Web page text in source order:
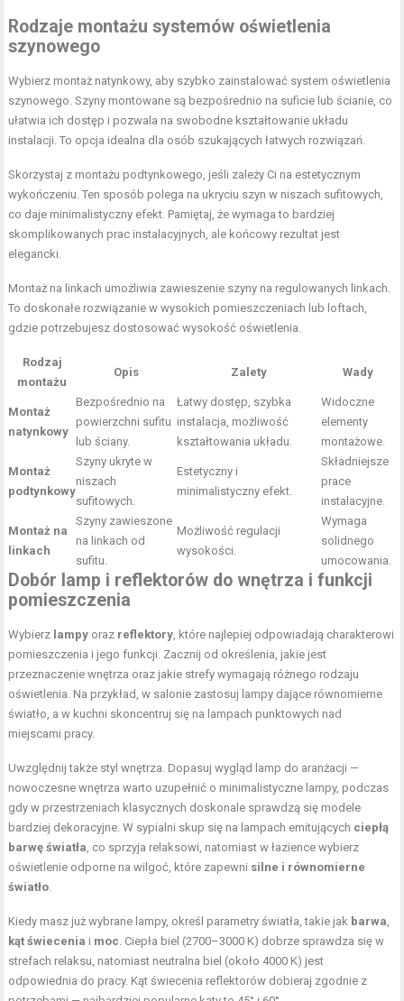
Rodzaje montażu systemów oświetlenia
szynowego
Wybierz montaż natynkowy, aby szybko zainstalować system oświetlenia
szynowego. Szyny montowane są bezpośrednio na suficie lub ścianie, co
ułatwia ich dostęp i pozwala na swobodne kształtowanie układu
instalacji. To opcja idealna dla osób szukających łatwych rozwiązań.
Skorzystaj z montażu podtynkowego, jeśli zależy Ci na estetycznym
wykończeniu. Ten sposób polega na ukryciu szyn w niszach sufitowych,
co daje minimalistyczny efekt. Pamiętaj, że wymaga to bardziej
skomplikowanych prac instalacyjnych, ale końcowy rezultat jest
elegancki.
Montaż na linkach umożliwia zawieszenie szyny na regulowanych linkach.
To doskonałe rozwiązanie w wysokich pomieszczeniach lub loftach,
gdzie potrzebujesz dostosować wysokość oświetlenia.
Rodzaj
montażu
Opis Zalety Wady
Montaż
natynkowy
Bezpośrednio na
powierzchni sufitu
lub ściany.
Łatwy dostęp, szybka
instalacja, możliwość
kształtowania układu.
Widoczne
elementy
montażowe.
Montaż
podtynkowy
Szyny ukryte w
niszach
sufitowych.
Estetyczny i
minimalistyczny efekt.
Składniejsze
prace
instalacyjne.
Montaż na
linkach
Szyny zawieszone
na linkach od
sufitu.
Możliwość regulacji
wysokości.
Wymaga
solidnego
umocowania.
Dobór lamp i reflektorów do wnętrza i funkcji
pomieszczenia
Wybierz lampy oraz reflektory , które najlepiej odpowiadają charakterowi
pomieszczenia i jego funkcji. Zacznij od określenia, jakie jest
przeznaczenie wnętrza oraz jakie strefy wymagają różnego rodzaju
oświetlenia. Na przykład, w salonie zastosuj lampy dające równomierne
światło, a w kuchni skoncentruj się na lampach punktowych nad
miejscami pracy.
Uwzględnij także styl wnętrza. Dopasuj wygląd lamp do aranżacji —
nowoczesne wnętrza warto uzupełnić o minimalistyczne lampy, podczas
gdy w przestrzeniach klasycznych doskonale sprawdzą się modele
bardziej dekoracyjne. W sypialni skup się na lampach emitujących ciepłą
barwę światła , co sprzyja relaksowi, natomiast w łazience wybierz
oświetlenie odporne na wilgoć, które zapewni silne i równomierne
światło
Kiedy masz już wybrane lampy, określ parametry światła, takie jak barwa
kąt świecenia i moc . Ciepła biel (2700–3000 K) dobrze sprawdza się w
strefach relaksu, natomiast neutralna biel (około 4000 K) jest
odpowiednia do pracy. Kąt świecenia reflektorów dobieraj zgodnie z